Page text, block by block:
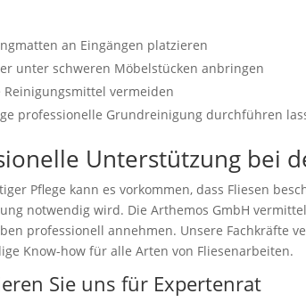
an Eingängen platzieren
unter schweren Möbelstücken anbringen
Reinigungsmittel vermeiden
professionelle Grundreinigung durchführen
Unterstützung bei
Pflege kann es vorkommen, dass Fliesen
notwendig wird. Die Arthemos GmbH
professionell annehmen. Unsere Fachkräfte
Know-how für alle Arten von Fliesenarbeiten.
Sie uns für Expertenrat